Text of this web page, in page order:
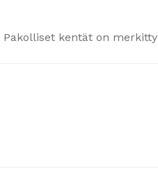
Pakolliset kentät on merkitty